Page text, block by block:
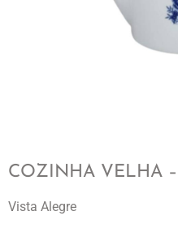
COZINHA VELHA –
Vista Alegre